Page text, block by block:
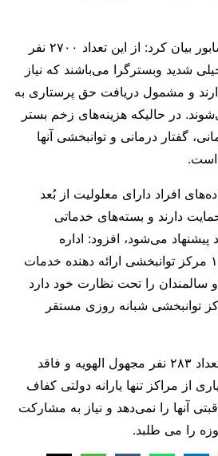
رئیس اداره بهزیستی نیشابور بیان کرد: از این تعداد ۲۷۰۰ نفر
شدید وبسترگرا می‌باشند که نیاز
و مشمول دریافت حق پرستاری به
۳میلیون می‌شوند. در حالیکه هزینه‌های زخم بستر
گفتار درمانی و توانبخشی آنها
است.‌
افراد دارای معلولیت از بُعد
دارند و بسته‌های خدماتی
پیشنهاد می‌شود، افزود: اداره
بهزیستی نیشابور تعداد ۱۹ مرکز توانبخشی ارائه دهنده خدمات
و سالمندان را تحت نظارت خود دارد
در مراکز توانبخشی شبانه روزی مستقر
صدر تشریح کرد: از این تعداد ۲۸۳ نفر مجهول الهویه و فاقد
از مراکز تنها یارانه دولتی کفاف
آنها را نمی‌دهد و نیاز به مشارکت
را می طلبد.‌